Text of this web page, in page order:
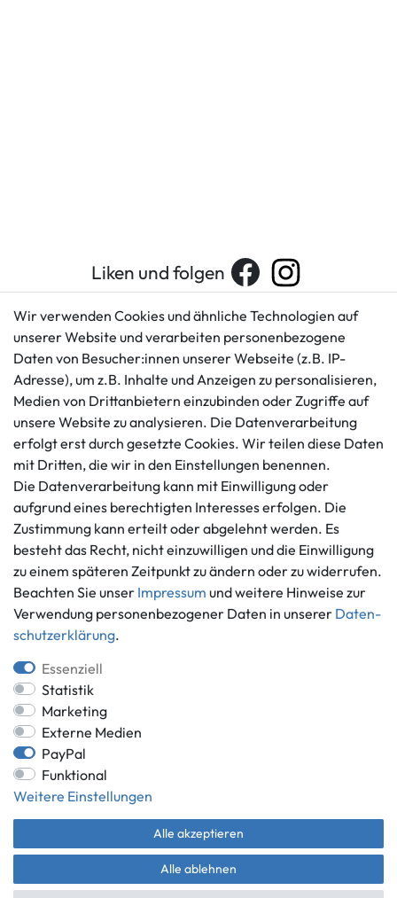
Liken und folgen
Kundenservice
+49 421 596586
Mo. - Fr. 9 - 16 Uhr
info@gameworld.de
Kontaktformular
Rechtliches
AGB
Impressum
Datenschutzerklärung
Barrierefreiheitserklärung
Widerrufs­recht
Vertrag widerrufen
Informationen
Ankauf
Über uns
Häufig gestellte Fragen
Zahlung und Versand
Batterieentsorgung
Zahlungsmöglichkeiten
*Alle Preise inkl. gesetzlicher MwSt.,
** gilt für Lieferungen innerhalb Deutschlands, Lieferzeiten für andere
Länder entnehmen Sie bitte der Schaltfläche mit den
Versandinformationen.
© Game World 2026 | Alle Rechte vorbehalten.
Wir verwenden Cookies und ähnliche Technologien auf
unserer Website und verarbeiten personenbezogene
Daten von Besucher:innen unserer Webseite (z.B. IP-
Adresse), um z.B. Inhalte und Anzeigen zu personalisieren,
Medien von Drittanbietern einzubinden oder Zugriffe auf
unsere Website zu analysieren. Die Datenverarbeitung
erfolgt erst durch gesetzte Cookies. Wir teilen diese Daten
mit Dritten, die wir in den Einstellungen benennen.
Die Datenverarbeitung kann mit Einwilligung oder
aufgrund eines berechtigten Interesses erfolgen. Die
Zustimmung kann erteilt oder abgelehnt werden. Es
besteht das Recht, nicht einzuwilligen und die Einwilligung
zu einem späteren Zeitpunkt zu ändern oder zu widerrufen.
Beachten Sie unser Impressum und weitere Hinweise zur
Verwendung personenbezogener Daten in unserer Daten­
schutz­erklärung.
Essenziell
Statistik
Marketing
Externe Medien
PayPal
Funktional
Weitere Einstellungen
Alle akzeptieren
Alle ablehnen